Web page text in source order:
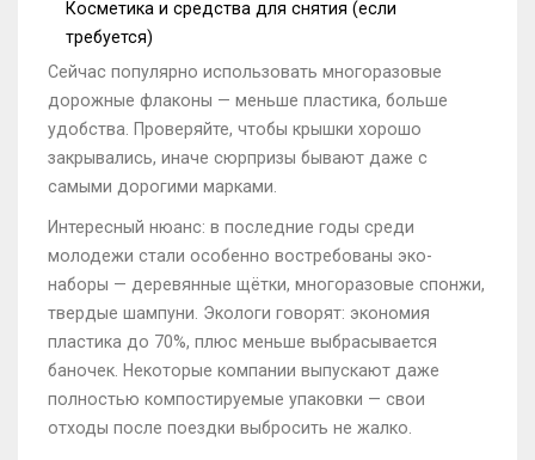
Косметика и средства для снятия (если
требуется)
Сейчас популярно использовать многоразовые
дорожные флаконы — меньше пластика, больше
удобства. Проверяйте, чтобы крышки хорошо
закрывались, иначе сюрпризы бывают даже с
самыми дорогими марками.
Интересный нюанс: в последние годы среди
молодежи стали особенно востребованы эко-
наборы — деревянные щётки, многоразовые спонжи,
твердые шампуни. Экологи говорят: экономия
пластика до 70%, плюс меньше выбрасывается
баночек. Некоторые компании выпускают даже
полностью компостируемые упаковки — свои
отходы после поездки выбросить не жалко.